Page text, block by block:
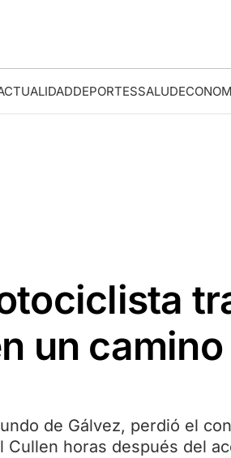
DEPORTESSALUD
un
de Gálvez, perdió el
Cullen horas después del